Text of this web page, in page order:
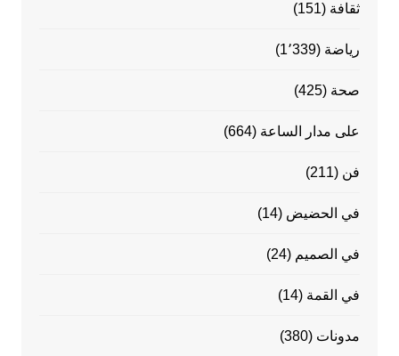
ثقافة (151)
رياضة (1٬339)
صحة (425)
على مدار الساعة (664)
فن (211)
في الحضيض (14)
في الصميم (24)
في القمة (14)
مدونات (380)